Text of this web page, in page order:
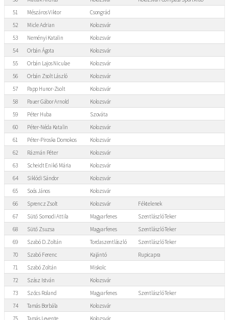
51
Mészáros Viktor
Csongrád
52
Micle Adrian
Kolozsvár
53
Neményi Katalin
Kolozsvár
54
Orbán Ágota
Kolozsvár
55
Orbán Lajos Niculae
Kolozsvár
56
Orbán Zsolt László
Kolozsvár
57
Papp Hunor-Zsolt
Kolozsvár
58
Pauer Gábor Arnold
Kolozsvár
59
Péter Huba
Szováta
60
Péter-Néda Katalin
Kolozsvár
61
Péter-Piroska Domokos
Kolozsvár
62
Rázmán Péter
Kolozsvár
63
Scheidt Enikő Mária
Kolozsvár
64
Siklódi Sándor
Kolozsvár
65
Soós János
Kolozsvár
66
Sprencz Zsolt Kolozsvár
Féktelenek
67
Sütő Somodi Attila Magyarfenes
Szentlászló Teker
68
Sütő Zsuzsa Magyarfenes
Szentlászló Teker
69
Szabó D. Zoltán Tordaszentlászló
Szentlászló Teker
70
Szabó Ferenc Kajántó
Rupicapra
71
Szabó Zoltán
Miskolc
72
Szász István
Kolozsvár
73
Szőcs Roland Magyarfenes
Szentlászló Teker
74
Tamás Borbála
Kolozsvár
75
Tamás Levente
Kolozsvár